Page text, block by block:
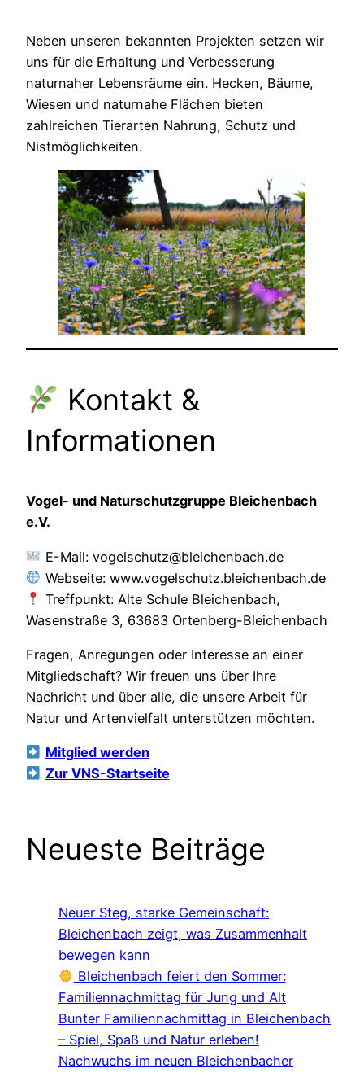
Neben unseren bekannten Projekten setzen wir
uns für die Erhaltung und Verbesserung
naturnaher Lebensräume ein. Hecken, Bäume,
Wiesen und naturnahe Flächen bieten
zahlreichen Tierarten Nahrung, Schutz und
Nistmöglichkeiten.
Kontakt &
Informationen
Vogel- und Naturschutzgruppe Bleichenbach
e.V.
E-Mail: vogelschutz@bleichenbach.de
Webseite: www.vogelschutz.bleichenbach.de
Treffpunkt: Alte Schule Bleichenbach,
Wasenstraße 3, 63683 Ortenberg-Bleichenbach
Fragen, Anregungen oder Interesse an einer
Mitgliedschaft? Wir freuen uns über Ihre
Nachricht und über alle, die unsere Arbeit für
Natur und Artenvielfalt unterstützen möchten.
Mitglied werden
Zur VNS-Startseite
Neueste Beiträge
Neuer Steg, starke Gemeinschaft:
Bleichenbach zeigt, was Zusammenhalt
bewegen kann
Bleichenbach feiert den Sommer:
Familiennachmittag für Jung und Alt
Bunter Familiennachmittag in Bleichenbach
– Spiel, Spaß und Natur erleben!
Nachwuchs im neuen Bleichenbacher